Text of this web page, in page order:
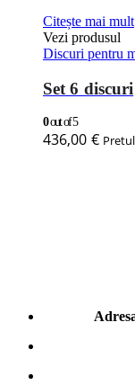
Citește mai mult
Vezi produsul
Discuri pentru
Set 6 discuri
0out of 5
436,00 €